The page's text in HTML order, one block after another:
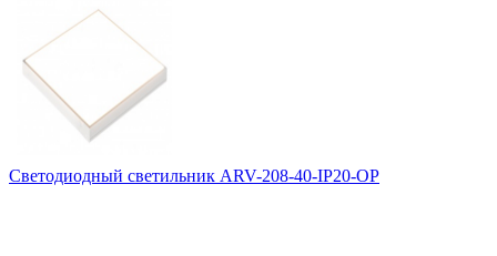
Светодиодный светильник ARV-208-40-IP20-OP